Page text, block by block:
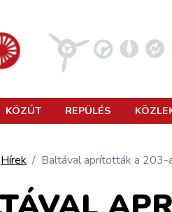
KÖZÚT REPÜLÉS
Hírek Baltával aprították a 203-